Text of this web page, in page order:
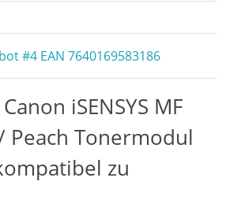
#4 EAN 7640169583186
iSENSYS MF
Peach Tonermodul
zu